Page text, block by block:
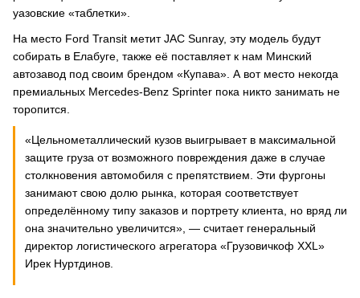
уазовские «таблетки».
На место Ford Transit метит JAC Sunray, эту модель будут
собирать в Елабуге, также её поставляет к нам Минский
автозавод под своим брендом «Купава». А вот место некогда
премиальных Mercedes-Benz Sprinter пока никто занимать не
торопится.
«Цельнометаллический кузов выигрывает в максимальной
защите груза от возможного повреждения даже в случае
столкновения автомобиля с препятствием. Эти фургоны
занимают свою долю рынка, которая соответствует
определённому типу заказов и портрету клиента, но вряд ли
она значительно увеличится», — считает генеральный
директор логистического агрегатора «Грузовичкоф XXL»
Ирек Нуртдинов.